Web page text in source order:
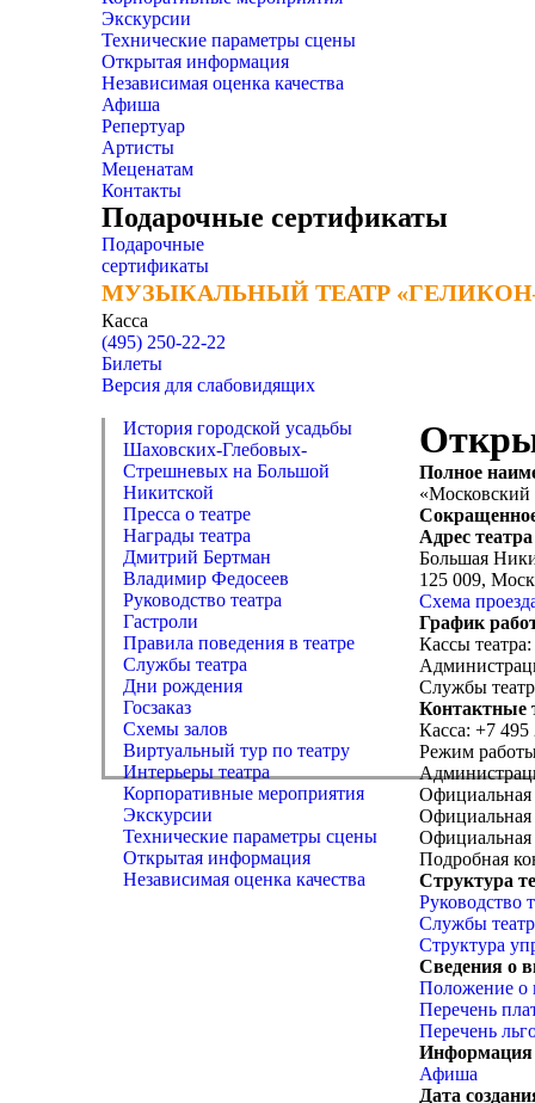
Экскурсии
Технические параметры сцены
Открытая информация
Независимая оценка качества
Афиша
Репертуар
Артисты
Меценатам
Контакты
Подарочные сертификаты
Подарочные
сертификаты
МУЗЫКАЛЬНЫЙ ТЕАТР
МУЗЫКАЛЬНЫЙ ТЕАТР
Касса
(495) 250-22-22
Билеты
Версия для слабовидящих
История городской усадьбы
Шаховских-Глебовых-
Стрешневых на Большой
Никитской
Пресса о театре
Награды театра
Дмитрий Бертман
Владимир Федосеев
Руководство театра
Гастроли
Правила поведения в театре
Службы театра
Дни рождения
Госзаказ
Схемы залов
Виртуальный тур по театру
Интерьеры театра
Корпоративные мероприятия
Экскурсии
Технические параметры сцены
Открытая информация
Независимая оценка качества
Полное
«Московский
Адрес
Большая
125 009,
Схема
График
Кассы
Службы
Контактные
Касса: +7
Режим
Подробная
Структура
Руководство
Службы
Структура
Сведения о
Положение о
Перечень
Перечень
Информация
Афиша
Дата